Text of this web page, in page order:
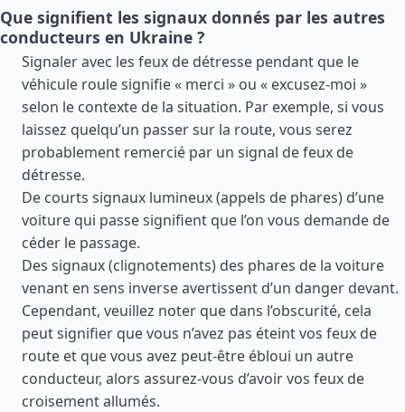
Que signifient les signaux donnés par les autres
conducteurs en Ukraine ?
Signaler avec les feux de détresse pendant que le
véhicule roule signifie « merci » ou « excusez-moi »
selon le contexte de la situation. Par exemple, si vous
laissez quelqu’un passer sur la route, vous serez
probablement remercié par un signal de feux de
détresse.
De courts signaux lumineux (appels de phares) d’une
voiture qui passe signifient que l’on vous demande de
céder le passage.
Des signaux (clignotements) des phares de la voiture
venant en sens inverse avertissent d’un danger devant.
Cependant, veuillez noter que dans l’obscurité, cela
peut signifier que vous n’avez pas éteint vos feux de
route et que vous avez peut-être ébloui un autre
conducteur, alors assurez-vous d’avoir vos feux de
croisement allumés.